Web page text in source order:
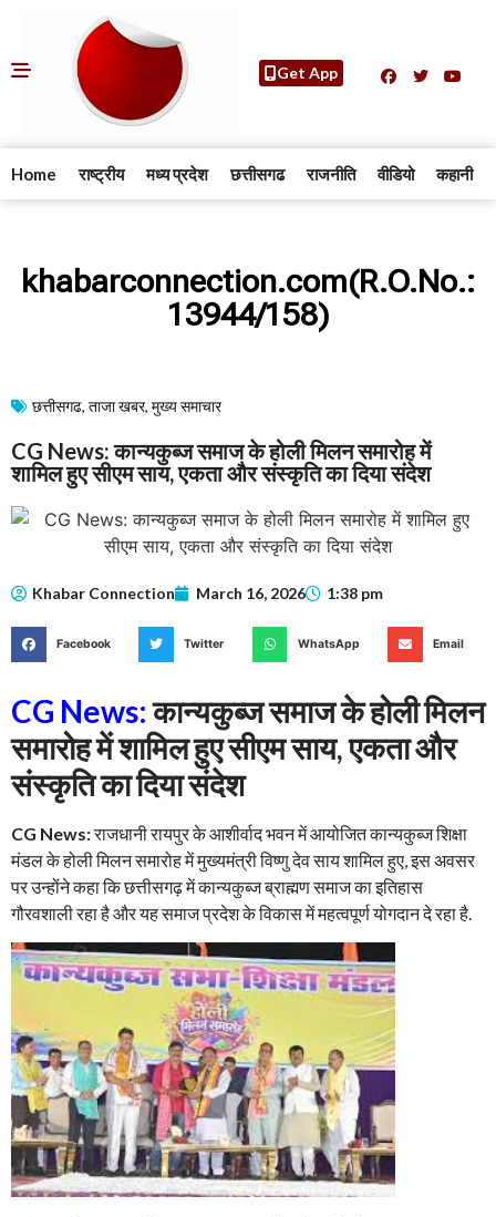
Get App
Home राष्ट्रीय मध्य प्रदेश छत्तीसगढ राजनीति वीडियो कहानी
khabarconnection.com(R.O.No.:
13944/158)
छत्तीसगढ, ताजा खबर, मुख्य समाचार​
CG News: कान्यकुब्ज समाज के होली मिलन समारोह में
शामिल हुए सीएम साय, एकता और संस्कृति का दिया संदेश
Khabar Connection March 16, 2026 1:38 pm
Facebook Twitter WhatsApp Email
CG News:कान्यकुब्ज समाज के होली मिलन
समारोह में शामिल हुए सीएम साय, एकता और
संस्कृति का दिया संदेश
CG News:राजधानी रायपुर के आशीर्वाद भवन में आयोजित कान्यकुब्ज शिक्षा
मंडल के होली मिलन समारोह में मुख्यमंत्री विष्णु देव साय शामिल हुए, इस अवसर
पर उन्होंने कहा कि छत्तीसगढ़ में कान्यकुब्ज ब्राह्मण समाज का इतिहास
गौरवशाली रहा है और यह समाज प्रदेश के विकास में महत्वपूर्ण योगदान दे रहा है.